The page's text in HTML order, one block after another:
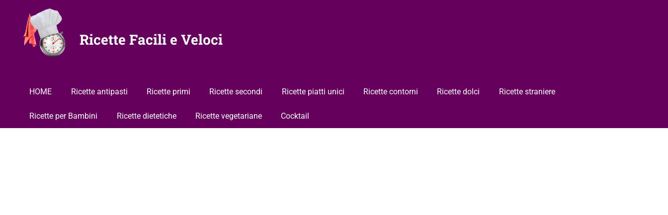
contenuto
Ricette Facili e Veloci
HOME Ricette antipasti Ricette primi Ricette secondi Ricette piatti unici Ricette contorni Ricette dolci Ricette straniere
Ricette per Bambini Ricette dietetiche Ricette vegetariane Cocktail